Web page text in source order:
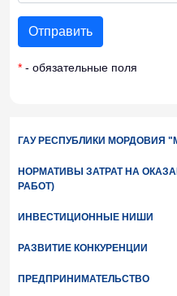
ГАУ РЕСПУБЛИКИ МОРДОВИЯ
НОРМАТИВЫ ЗАТРАТ НА
РАБОТ)
ИНВЕСТИЦИОННЫЕ НИШИ
РАЗВИТИЕ КОНКУРЕНЦИИ
ПРЕДПРИНИМАТЕЛЬСТВО
* - обязательные поля